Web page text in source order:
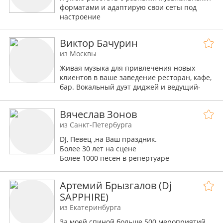
форматами и адаптирую свои сеты под
настроение
Виктор Бачурин
из Москвы
Живая музыка для привлечения новых
клиентов в ваше заведение ресторан, кафе,
бар. Вокальный дуэт диджей и ведущий-
ретро, иностранная, кавказская, восточная,
клубная, романсы и др. музыка) и своей
ватт в зависимости от размера помещения
и количества посадочных мест для работы
в кафе, ресторане, баре. (Москвы и
Московской области) Проведение свадеб,
юбилеев, банкетов (ведущий, живая музыка,
дискотека, профессиональное караоке) .
Контакты (метро Новогиреево) Виктор и
Ольга Скачать и прослушать фонограмму
(demo) можно здесь же на портфолио или с
Вячеслав Зонов
из Санкт-Петербурга
DJ, Певец ,на Ваш праздник.
Болеe 30 лет на cценe
Болee 1000 пeceн в репеpтуаpe
все вопросы 🤝
Возможен выезд в ближайшие города.
Артемий Брызгалов (Dj
SAPPHIRE)
из Екатеринбурга